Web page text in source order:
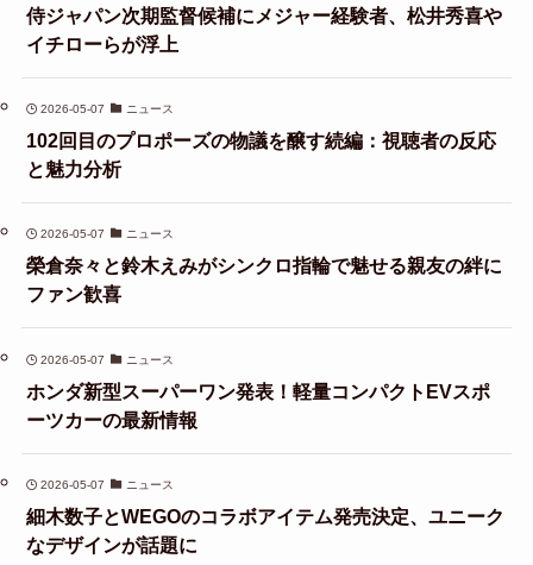
侍ジャパン次期監督候補にメジャー経験者、松井秀喜や
イチローらが浮上
2026-05-07 ニュース
102回目のプロポーズの物議を醸す続編：視聴者の反応
と魅力分析
2026-05-07 ニュース
榮倉奈々と鈴木えみがシンクロ指輪で魅せる親友の絆に
ファン歓喜
2026-05-07 ニュース
ホンダ新型スーパーワン発表！軽量コンパクトEVスポ
ーツカーの最新情報
2026-05-07 ニュース
細木数子とWEGOのコラボアイテム発売決定、ユニーク
なデザインが話題に